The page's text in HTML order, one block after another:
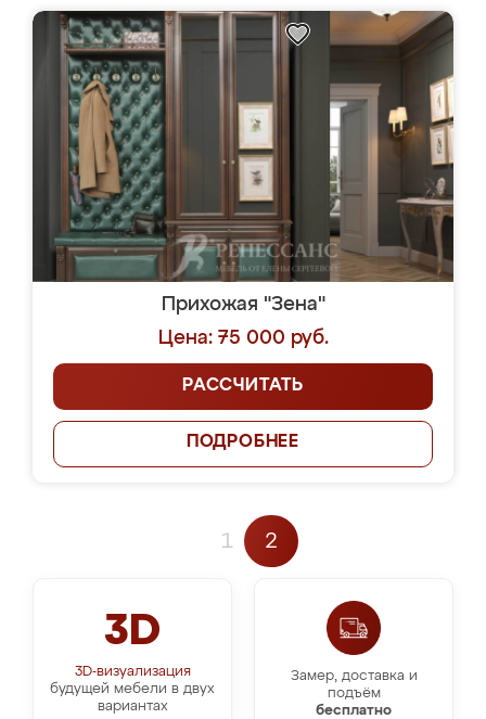
Прихожая "Зена"
Цена: 75 000 руб.
РАССЧИТАТЬ
ПОДРОБНЕЕ
1 2
3D
3D-визуализация
будущей мебели в двух
вариантах
Замер, доставка и
подъём
бесплатно